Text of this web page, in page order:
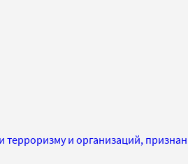
терроризму и организаций,